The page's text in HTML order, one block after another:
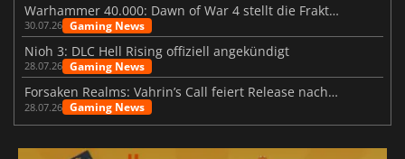
Warhammer 40.000: Dawn of War 4 stellt die Fraktion der Necrons vor
30.07.26 Gaming News
Nioh 3: DLC Hell Rising offiziell angekündigt
28.07.26 Gaming News
Forsaken Realms: Vahrin’s Call feiert Release nach 10 Jahren
28.07.26 Gaming News